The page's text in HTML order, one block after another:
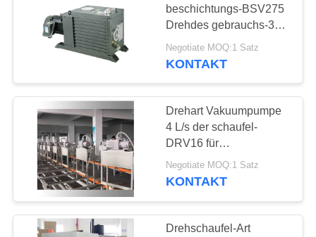
DATENSCHUTZRICHTLINIE
Zusatzvakuumpumpe
4
beschichtungs-BSV275
Drehdes gebrauchs-300
m3/h, mechanische
Vakuumpumpe
Negotiate MOQ:1 Satz
KONTAKT
Drehart Vakuumpumpe
4 L/s der schaufel-
DRV16 für
kälteerzeugende Linie
CER bescheinigt
Negotiate MOQ:1 Satz
KONTAKT
Drehschaufel-Art